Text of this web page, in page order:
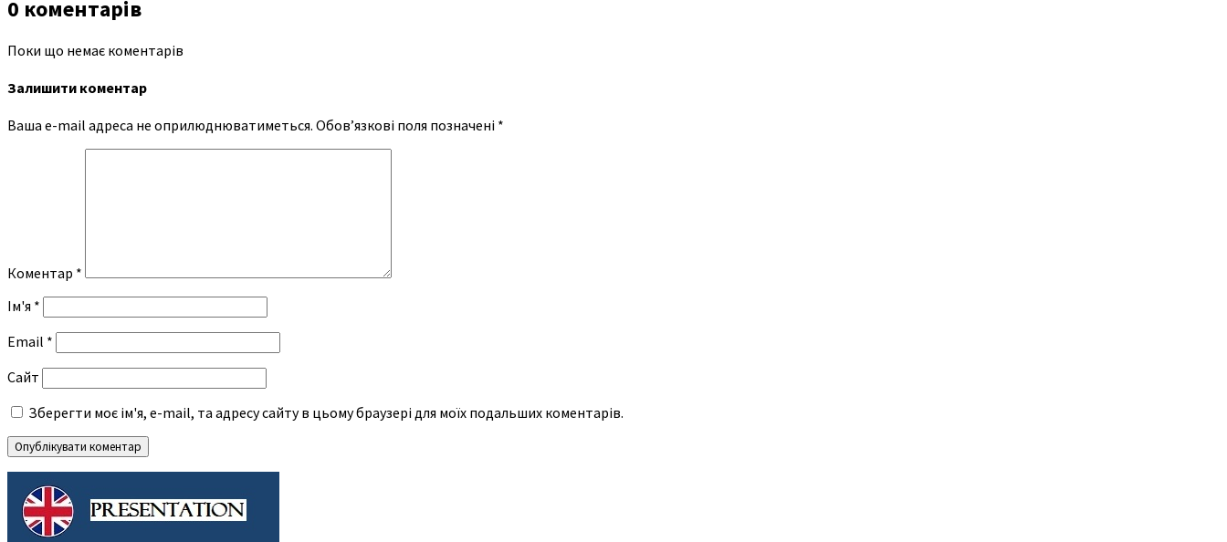
0 коментарів
Поки що немає коментарів
Залишити коментар
Ваша e-mail адреса не оприлюднюватиметься. Обов’язкові поля позначені *
Коментар *
Ім'я *
Email *
Сайт
Зберегти моє ім'я, e-mail, та адресу сайту в цьому браузері для моїх подальших коментарів.